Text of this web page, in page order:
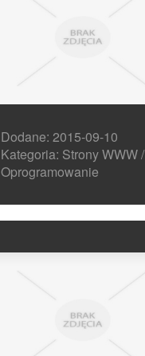
Dodane: 2015-09-10
Kategoria: Strony WWW /
Oprogramowanie